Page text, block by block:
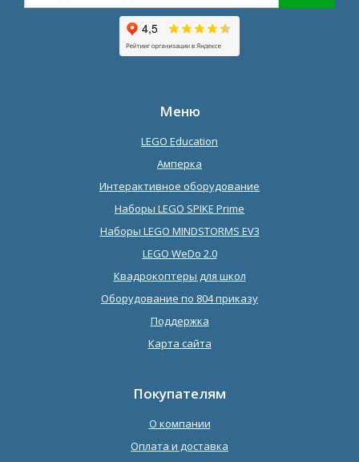
Меню
LEGO Education
Амперка
Интерактивное оборудование
Наборы LEGO SPIKE Prime
Наборы LEGO MINDSTORMS EV3
LEGO WeDo 2.0
Квадрокоптеры для школ
Оборудование по 804 приказу
Поддержка
Карта сайта
Покупателям
О компании
Оплата и доставка